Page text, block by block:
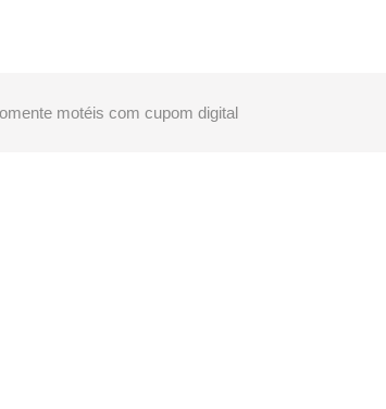
motéis com cupom digital